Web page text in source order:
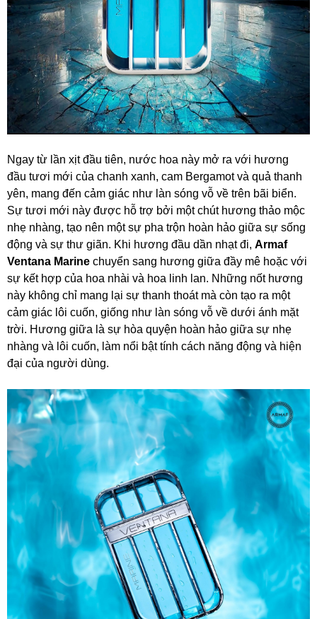
Ngay từ lần xịt đầu tiên, nước hoa này mở ra với hương
đầu tươi mới của chanh xanh, cam Bergamot và quả thanh
yên, mang đến cảm giác như làn sóng vỗ về trên bãi biển.
Sự tươi mới này được hỗ trợ bởi một chút hương thảo mộc
nhẹ nhàng, tạo nên một sự pha trộn hoàn hảo giữa sự sống
động và sự thư giãn. Khi hương đầu dần nhạt đi, Armaf
Ventana Marine chuyển sang hương giữa đầy mê hoặc với
sự kết hợp của hoa nhài và hoa linh lan. Những nốt hương
này không chỉ mang lại sự thanh thoát mà còn tạo ra một
cảm giác lôi cuốn, giống như làn sóng vỗ về dưới ánh mặt
trời. Hương giữa là sự hòa quyện hoàn hảo giữa sự nhẹ
nhàng và lôi cuốn, làm nổi bật tính cách năng động và hiện
đại của người dùng.